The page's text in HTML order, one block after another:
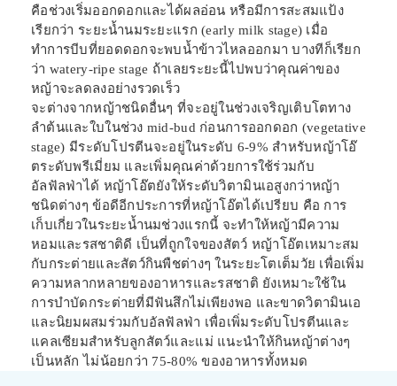
คือช่วงเริ่มออกดอกและได้ผลอ่อน หรือมีการสะสมแป้ง
เรียกว่า ระยะน้ำนมระยะแรก (early milk stage) เมื่อ
ทำการบีบที่ยอดดอกจะพบน้ำข้าวไหลออกมา บางทีก็เรียก
ว่า watery-ripe stage ถ้าเลยระยะนี้ไปพบว่าคุณค่าของ
หญ้าจะลดลงอย่างรวดเร็ว
จะต่างจากหญ้าชนิดอื่นๆ ที่จะอยู่ในช่วงเจริญเติบโตทาง
ลำต้นและใบในช่วง mid-bud ก่อนการออกดอก (vegetative
stage) มีระดับโปรตีนจะอยู่ในระดับ 6-9% สำหรับหญ้าโอ๊
ตระดับพรีเมี่ยม และเพิ่มคุณค่าด้วยการใช้ร่วมกับ
อัลฟัลฟ่าได้ หญ้าโอ๊ตยังให้ระดับวิตามินเอสูงกว่าหญ้า
ชนิดต่างๆ ข้อดีอีกประการที่หญ้าโอ๊ตได้เปรียบ คือ การ
เก็บเกี่ยวในระยะน้ำนมช่วงแรกนี้ จะทำให้หญ้ามีความ
หอมและรสชาติดี เป็นที่ถูกใจของสัตว์ หญ้าโอ๊ตเหมาะสม
กับกระต่ายและสัตว์กินพืชต่างๆ ในระยะโตเต็มวัย เพื่อเพิ่ม
ความหลากหลายของอาหารและรสชาติ ยังเหมาะใช้ใน
การบำบัดกระต่ายที่มีฟันสึกไม่เพียงพอ และขาดวิตามินเอ
และนิยมผสมร่วมกับอัลฟัลฟ่า เพื่อเพิ่มระดับโปรตีนและ
แคลเซียมสำหรับลูกสัตว์และแม่ แนะนำให้กินหญ้าต่างๆ
เป็นหลัก ไม่น้อยกว่า 75-80% ของอาหารทั้งหมด